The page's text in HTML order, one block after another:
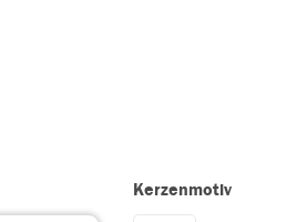
Kerzenmotiv